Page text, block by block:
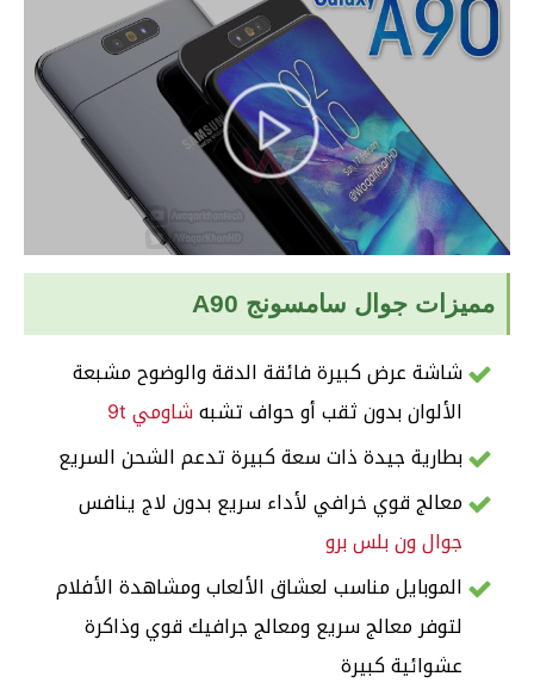
مميزات جوال سامسونج A90
شاشة عرض كبيرة فائقة الدقة والوضوح مشبعة
الألوان بدون ثقب أو حواف تشبهشاومي 9t
بطارية جيدة ذات سعة كبيرة تدعم الشحن السريع
معالج قوي خرافي لأداء سريع بدون لاج ينافس
جوال ون بلس برو
الموبايل مناسب لعشاق الألعاب ومشاهدة الأفلام
لتوفر معالج سريع ومعالج جرافيك قوي وذاكرة
عشوائية كبيرة